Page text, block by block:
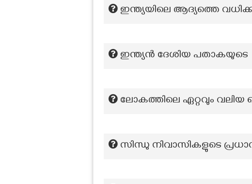
ഇന്ത്യയിലെ ആദ്യത്തെ
ഇന്ത്യൻ ദേശിയ
ലോകത്തിലെ ഏറ്റവും
സിന്ധു നിവാസികളുടെ